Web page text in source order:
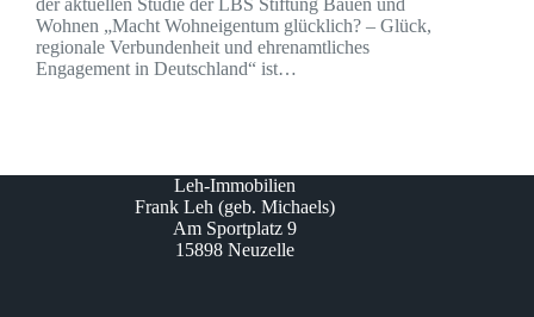
der aktuellen Studie der LBS Stiftung Bauen und
Wohnen „Macht Wohneigentum glücklich? – Glück,
regionale Verbundenheit und ehrenamtliches
Engagement in Deutschland“ ist…
Leh-Immobilien
Frank Leh (geb. Michaels)
Am Sportplatz 9
15898 Neuzelle